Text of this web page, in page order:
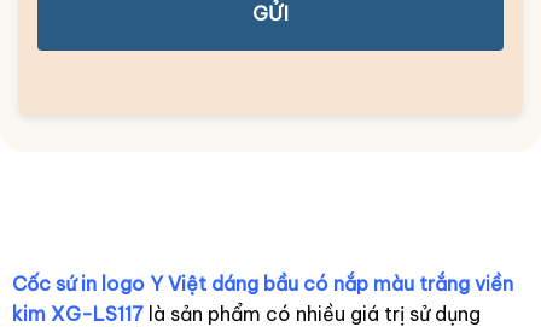
GỬI
Cốc sứ in logo Y Việt dáng bầu có nắp màu trắng viền
kim XG-LS117là sản phẩm có nhiều giá trị sử dụng